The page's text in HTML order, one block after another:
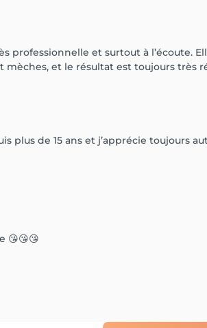
professionnelle et surtout à l’écoute.
mèches, et le résultat est toujours très
plus de 15 ans et j’apprécie toujours
😘😘😘